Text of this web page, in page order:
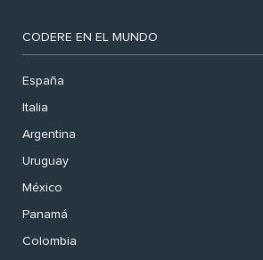
CODERE EN EL MUNDO
España
Italia
Argentina
Uruguay
México
Panamá
Colombia